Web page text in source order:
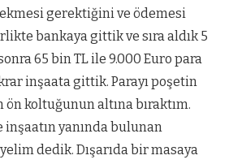
gerektiğini ve ödemesi
bankaya gittik ve sıra aldık 5
65 bin TL ile 9.000 Euro para
inşaata gittik. Parayı poşetin
ön koltuğunun altına bıraktım.
yanında bulunan
dedik. Dışarıda bir masaya